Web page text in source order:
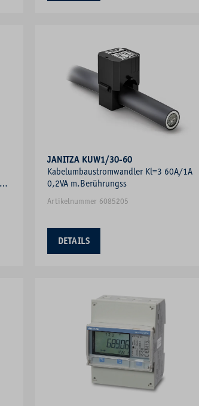
JANITZA KUW1/30-60
Kabelumbaustromwandler Kl=3 60A/1A
0,2VA m.Berührungss
Artikelnummer 6085205
DETAILS